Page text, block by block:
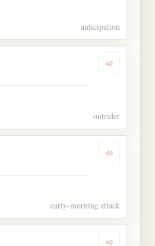
anticipation
Dengarkan
outrider
Dengarkan
early-morning attack